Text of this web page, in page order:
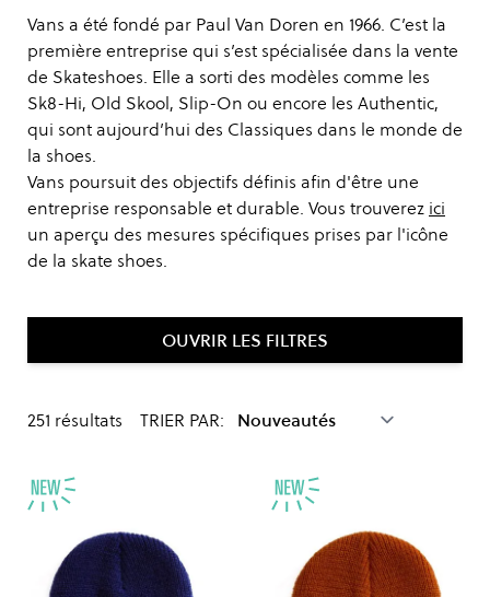
Vans a été fondé par Paul Van Doren en 1966. C’est la
première entreprise qui s’est spécialisée dans la vente
de Skateshoes. Elle a sorti des modèles comme les
Sk8-Hi, Old Skool, Slip-On ou encore les Authentic,
qui sont aujourd’hui des Classiques dans le monde de
la shoes.
Vans poursuit des objectifs définis afin d'être une
entreprise responsable et durable. Vous trouverez ici
un aperçu des mesures spécifiques prises par l'icône
de la skate shoes.
OUVRIR LES FILTRES
251 résultats TRIER PAR: